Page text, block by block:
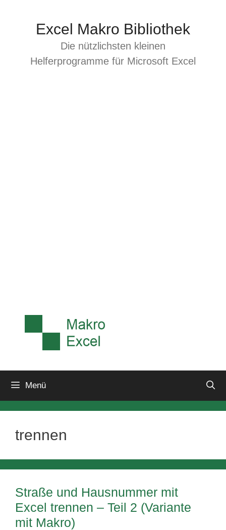
Excel Makro Bibliothek
Die nützlichsten kleinen
Helferprogramme für Microsoft Excel
Menü
trennen
Straße und Hausnummer mit
Excel trennen – Teil 2 (Variante
mit Makro)